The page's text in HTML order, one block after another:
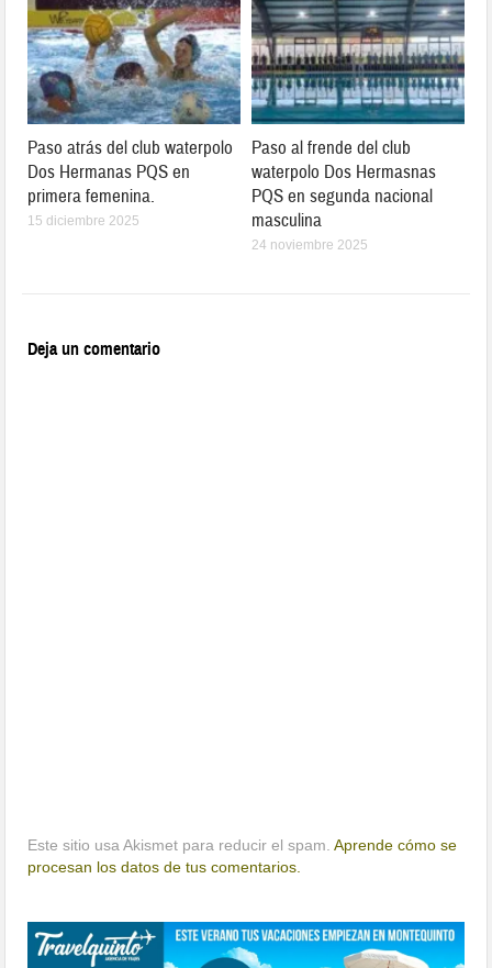
Paso atrás del club waterpolo
Dos Hermanas PQS en
primera femenina.
15 diciembre 2025
Paso al frende del club
waterpolo Dos Hermasnas
PQS en segunda nacional
masculina
24 noviembre 2025
Deja un comentario
Este sitio usa Akismet para reducir el spam.Aprende cómo se
procesan los datos de tus comentarios.